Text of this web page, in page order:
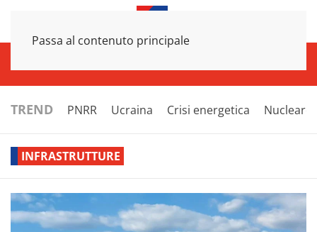
Passa al contenuto principale
TREND PNRR Ucraina Crisi energetica Nucleare
INFRASTRUTTURE